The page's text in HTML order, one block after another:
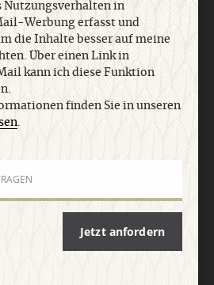
Abo online kündigen
Nutzungsverhalten in
Werbung erfasst und
die Inhalte besser auf meine
Über einen Link in
kann ich diese Funktion
finden Sie in unseren
.
Jetzt anfordern